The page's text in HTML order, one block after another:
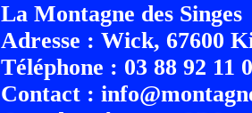
La Montagne des Singes
Adresse : Wick, 67600
Téléphone : 03 88 92 11
Contact :